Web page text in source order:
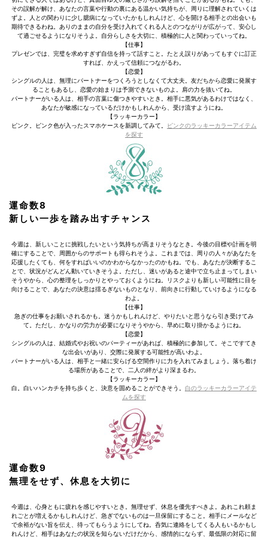
その誤解が解け、あなたの言葉や行動の裏にある温かい気持ちが、周りに理解されていくは
ずよ。人との関わりに少し臆病になっていたかもしれんけど、心を開ける相手との出会いも
期待できるわね。ありのままの自分を受け入れてくれる人とのつながりが広がって、安心し
て過ごせるようになりそうよ。自分らしさを大切に、積極的に人と関わっていってね。
【仕事】
プレゼンでは、完璧を求めすぎず自信を持って話すこと。たとえ誤りがあってもすぐに訂正
すれば、かえって信頼につながるわ。
【恋愛】
シングルの人は、無理にパートナーをつくろうとしなくて大丈夫。友だちから恋愛に発展す
ることもあるし、恋愛の始まりは予測できないものよ。肩の力を抜いてね。
パートナーがいる人は、相手の言葉に傷つきやすいとき。相手に悪気があるわけではなく、
あなたが敏感になっているだけかもしれんから、受け流すようにね。
【ラッキーカラー】
ピンク。ピンク色が入ったスマホケースを新調してみて。
ピンクのラッキーカラーアイテム
を探す
運命数8
新しい一歩を踏み出すチャンス
今週は、新しいことに挑戦したいという気持ちが高まりそうなとき。今後の目標や計画を明
確にすることで、周囲からのサポートも得られそうよ。これまでは、周りの人々があなたを
応援したくても、何をすればいいのかわからなかったのかもね。でも、あなたが決断するこ
とで、状況がどんどん動いていきそうよ。ただし、迷いがあると途中で立ち止まってしまい
そうやから、心の整理をしっかりとやっておくようにね。リスクよりも新しい可能性に目を
向けることで、あなたの決意は揺るぎないものとなり、前向きに行動していけるようになる
わよ。
【仕事】
急ぎの仕事をお願いされるかも。迷うかもしれんけど、やりたいと思うなら引き受けてみ
て。ただし、かなりの労力が必要になりそうやから、早めに取り掛かるようにね。
【恋愛】
シングルの人は、結婚式やお祝いのパーティーがあれば、積極的に参加して。そこですてき
な出会いがあり、交際に発展する可能性が高いわよ。
パートナーがいる人は、相手と一緒に安らげる空間作りに力を入れてみましょう。落ち着け
る場所があることで、二人の絆がより深まるわ。
【ラッキーカラー】
白。白いハンカチを持ち歩くと、決意を固めることができそう。 白のラッキーカラーアイテ
ムを探す
運命数9
無理をせず、休息を大切に
今週は、心身ともに疲れを感じやすいとき。無理せず、休息を優先すべきよ。あれこれ頼ま
れごとが増えるかもしれんけど、急ぎでないものは一旦保留にすること。相手にメールなど
で余裕がない旨を伝え、待ってもらうようにしてね。呑気に連絡をしてくる人もいるかもし
れんけど、相手はあなたの状況を知らないだけだから、感情的にならず、最低限の対応に留